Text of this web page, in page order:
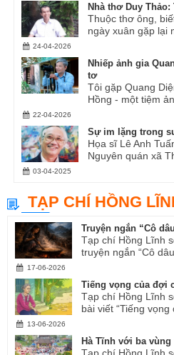
Nhà thơ Duy
Thuộc thơ ông,
ngày xuân gặp lại
24-04-2026
Nhiếp ảnh gia
tơ
Tôi gặp Quang
Hồng - một tiệm
22-04-2026
Sự im lặng trong
Họa sĩ Lê Anh
Nguyên quán xã
03-04-2025
TẠP CHÍ HỒNG
Truyện ngắn “Cô
Tạp chí Hồng Lĩnh
truyện ngắn “Cô dâu
17-06-2026
Tiếng vọng của đợi
Tạp chí Hồng Lĩnh
bài viết “Tiếng vọng
13-06-2026
Hà Tĩnh với ba vùng